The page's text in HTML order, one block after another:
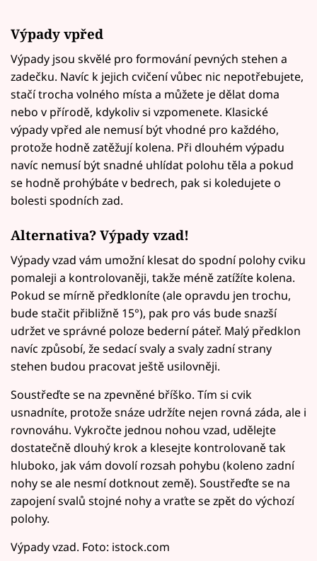
Výpady vpřed
Výpady jsou skvělé pro formování pevných stehen a
zadečku. Navíc k jejich cvičení vůbec nic nepotřebujete,
stačí trocha volného místa a můžete je dělat doma
nebo v přírodě, kdykoliv si vzpomenete. Klasické
výpady vpřed ale nemusí být vhodné pro každého,
protože hodně zatěžují kolena. Při dlouhém výpadu
navíc nemusí být snadné uhlídat polohu těla a pokud
se hodně prohýbáte v bedrech, pak si koledujete o
bolesti spodních zad.
Alternativa? Výpady vzad!
Výpady vzad vám umožní klesat do spodní polohy cviku
pomaleji a kontrolovaněji, takže méně zatížíte kolena.
Pokud se mírně předkloníte (ale opravdu jen trochu,
bude stačit přibližně 15°), pak pro vás bude snazší
udržet ve správné poloze bederní páteř. Malý předklon
navíc způsobí, že sedací svaly a svaly zadní strany
stehen budou pracovat ještě usilovněji.
Soustřeďte se na zpevněné bříško. Tím si cvik
usnadníte, protože snáze udržíte nejen rovná záda, ale i
rovnováhu. Vykročte jednou nohou vzad, udělejte
dostatečně dlouhý krok a klesejte kontrolovaně tak
hluboko, jak vám dovolí rozsah pohybu (koleno zadní
nohy se ale nesmí dotknout země). Soustřeďte se na
zapojení svalů stojné nohy a vraťte se zpět do výchozí
polohy.
Výpady vzad. Foto: istock.com